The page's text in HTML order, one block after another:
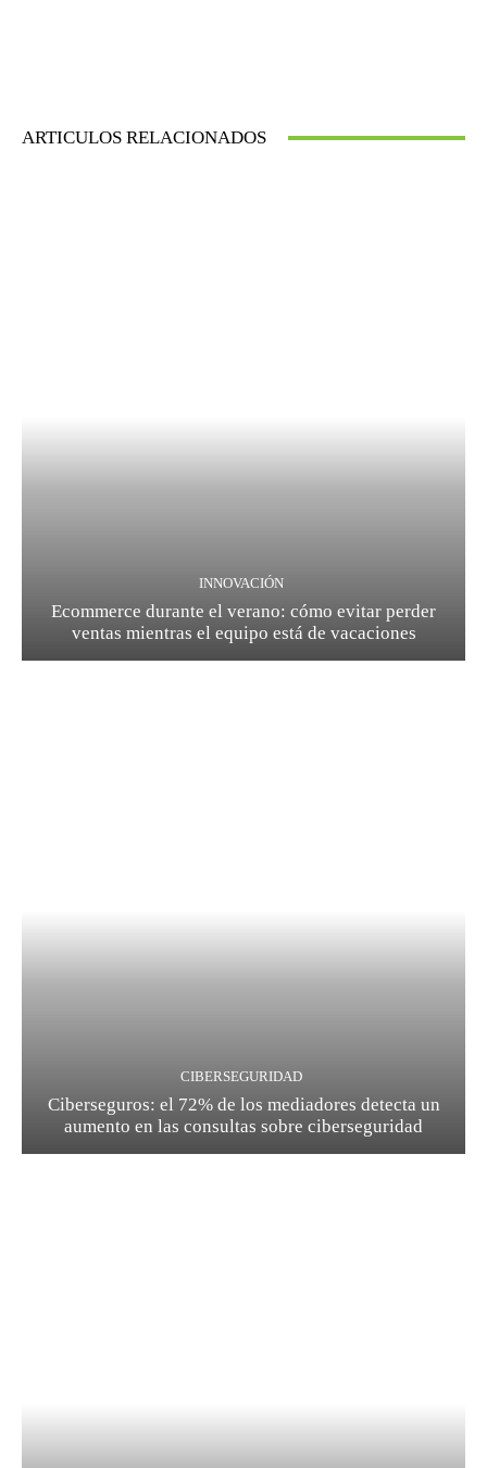
ARTICULOS RELACIONADOS
INNOVACIÓN
Ecommerce durante el verano: cómo evitar perder
ventas mientras el equipo está de vacaciones
CIBERSEGURIDAD
Ciberseguros: el 72% de los mediadores detecta un
aumento en las consultas sobre ciberseguridad